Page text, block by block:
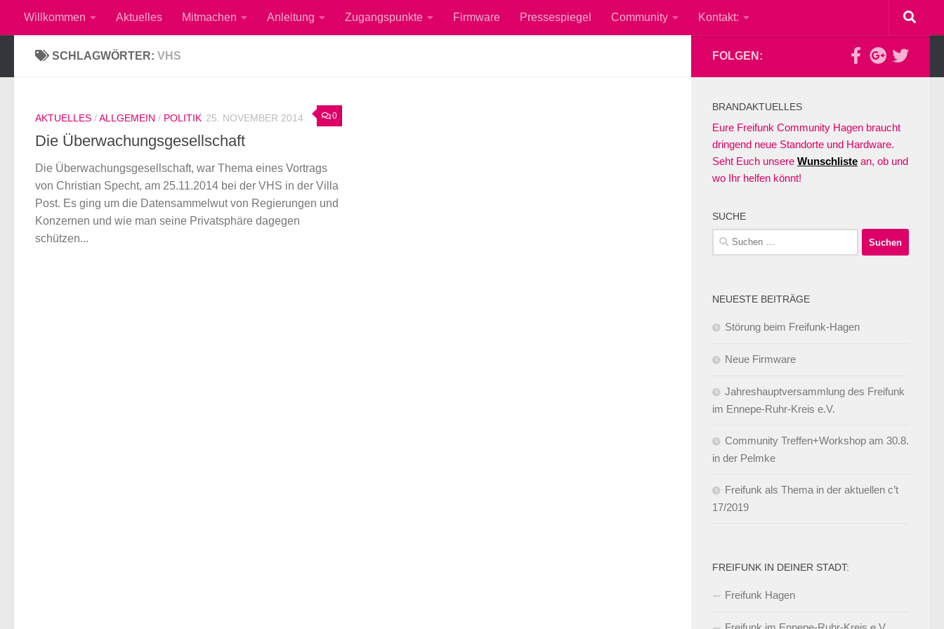
Zum Inhalt springen
Willkommen Aktuelles Mitmachen Anleitung Zugangspunkte Firmware Pressespiegel Community Kontakt:
SCHLAGWÖRTER: VHS
0
AKTUELLES /ALLGEMEIN / POLITIK 25. NOVEMBER 2014
Die Überwachungsgesellschaft
Die Überwachungsgesellschaft, war Thema eines Vortrags
von Christian Specht, am 25.11.2014 bei der VHS in der Villa
Post. Es ging um die Datensammelwut von Regierungen und
Konzernen und wie man seine Privatsphäre dagegen
schützen...
FOLGEN:
BRANDAKTUELLES
Eure Freifunk Community Hagen braucht
dringend neue Standorte und Hardware.
Seht Euch unsere Wunschliste an, ob und
wo Ihr helfen könnt!
SUCHE
Suchen
nach:
NEUESTE BEITRÄGE
Störung beim Freifunk-Hagen
Neue Firmware
Jahreshauptversammlung des Freifunk
im Ennepe-Ruhr-Kreis e.V.
Community Treffen+Workshop am 30.8.
in der Pelmke
Freifunk als Thema in der aktuellen c’t
17/2019
FREIFUNK IN DEINER STADT:
Freifunk Hagen